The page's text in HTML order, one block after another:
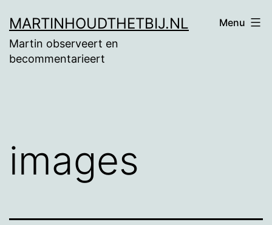
naar
de
MARTINHOUDTHETBIJ.NL
Martin observeert en
becommentarieert
Menu
images